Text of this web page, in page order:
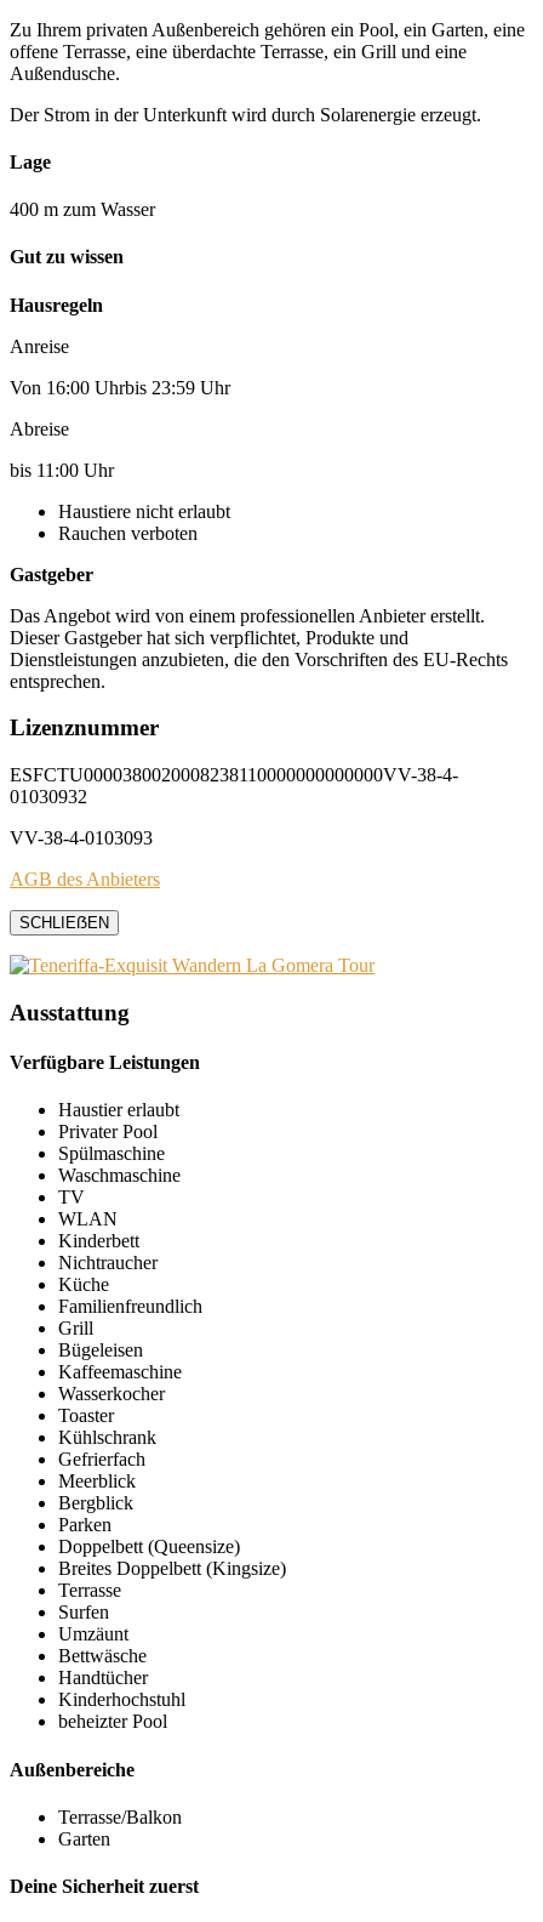
Zu Ihrem privaten Außenbereich gehören ein Pool, ein Garten, eine
offene Terrasse, eine überdachte Terrasse, ein Grill und eine
Außendusche.
Der Strom in der Unterkunft wird durch Solarenergie erzeugt.
Lage
400 m zum Wasser
Gut zu wissen
Hausregeln
Anreise
Von 16:00 Uhrbis 23:59 Uhr
Abreise
bis 11:00 Uhr
Haustiere nicht erlaubt
Rauchen verboten
Gastgeber
Das Angebot wird von einem professionellen Anbieter erstellt.
Dieser Gastgeber hat sich verpflichtet, Produkte und
Dienstleistungen anzubieten, die den Vorschriften des EU-Rechts
entsprechen.
Lizenznummer
ESFCTU0000380020008238110000000000000VV-38-4-
01030932
VV-38-4-0103093
AGB des Anbieters
SCHLIEẞEN
Ausstattung
Verfügbare Leistungen
Haustier erlaubt
Privater Pool
Spülmaschine
Waschmaschine
TV
WLAN
Kinderbett
Nichtraucher
Küche
Familienfreundlich
Grill
Bügeleisen
Kaffeemaschine
Wasserkocher
Toaster
Kühlschrank
Gefrierfach
Meerblick
Bergblick
Parken
Doppelbett (Queensize)
Breites Doppelbett (Kingsize)
Terrasse
Surfen
Umzäunt
Bettwäsche
Handtücher
Kinderhochstuhl
beheizter Pool
Außenbereiche
Terrasse/Balkon
Garten
Deine Sicherheit zuerst